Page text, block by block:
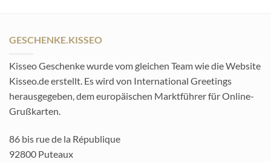
GESCHENKE.KISSEO
Kisseo Geschenke wurde vom gleichen Team wie die Website
Kisseo.de erstellt. Es wird von International Greetings
herausgegeben, dem europäischen Marktführer für Online-
Grußkarten.
86 bis rue de la République
92800 Puteaux